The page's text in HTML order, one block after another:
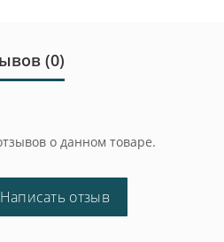
(0)
о данном товаре.
отзыв